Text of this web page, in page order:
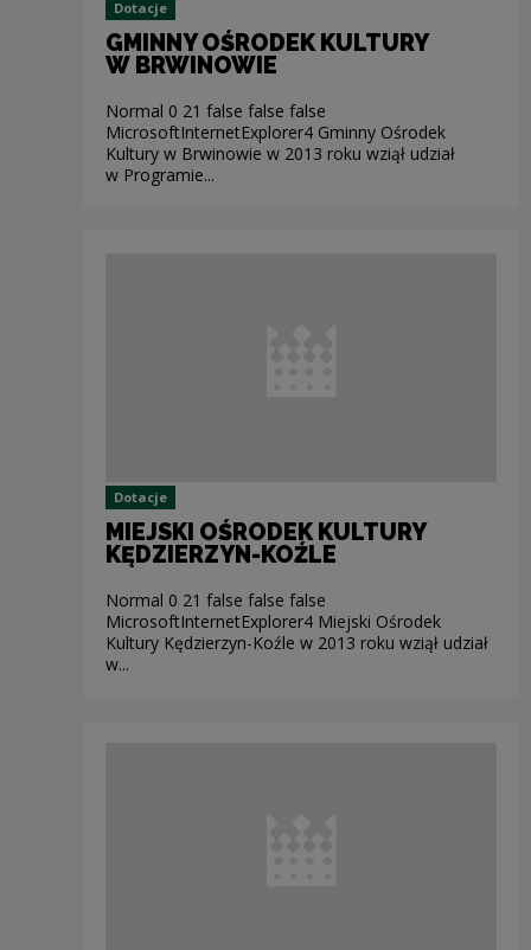
Dotacje
GMINNY OŚRODEK KULTURY
W BRWINOWIE
Normal 0 21 false false false
MicrosoftInternetExplorer4 Gminny Ośrodek
Kultury w Brwinowie w 2013 roku wziął udział
w Programie...
Dotacje
MIEJSKI OŚRODEK KULTURY
KĘDZIERZYN-KOŹLE
Normal 0 21 false false false
MicrosoftInternetExplorer4 Miejski Ośrodek
Kultury Kędzierzyn-Koźle w 2013 roku wziął udział
w...